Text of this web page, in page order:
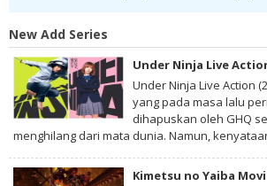
New Add Series
Under Ninja Live Action
yang pada masa lalu
dihapuskan oleh GHQ
menghilang dari mata dunia. Namun,